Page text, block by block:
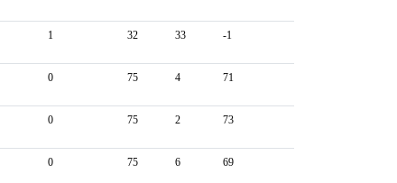
1 32 33 -1
0 75 4 71
0 75 2 73
0 75 6 69